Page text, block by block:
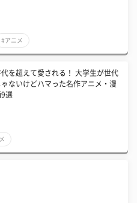
#アニメ
代を超えて愛される！ 大学生が世代
ゃないけどハマった名作アニメ・漫
9選